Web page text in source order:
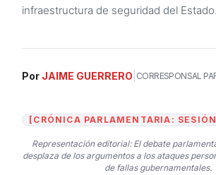
infraestructura de seguridad del Estado.
Por JAIME GUERRERO CORRESPONSAL
[CRÓNICA PARLAMENTARIA:
Representación editorial: El debate
desplaza de los argumentos a los ataques
de fallas gubernamentales.